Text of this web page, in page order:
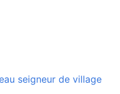
seigneur de village